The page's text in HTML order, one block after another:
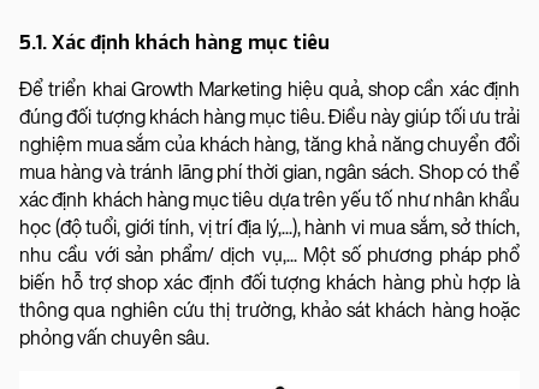
5.1. Xác định khách hàng mục tiêu
Để triển khai Growth Marketing hiệu quả, shop cần xác định
đúng đối tượng khách hàng mục tiêu. Điều này giúp tối ưu trải
nghiệm mua sắm của khách hàng, tăng khả năng chuyển đổi
mua hàng và tránh lãng phí thời gian, ngân sách. Shop có thể
xác định khách hàng mục tiêu dựa trên yếu tố như nhân khẩu
học (độ tuổi, giới tính, vị trí địa lý,...), hành vi mua sắm, sở thích,
nhu cầu với sản phẩm/ dịch vụ,... Một số phương pháp phổ
biến hỗ trợ shop xác định đối tượng khách hàng phù hợp là
thông qua nghiên cứu thị trường, khảo sát khách hàng hoặc
phỏng vấn chuyên sâu.